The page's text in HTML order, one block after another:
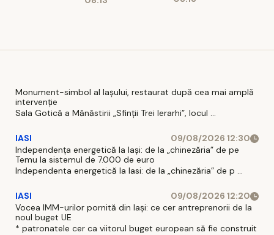
Monument-simbol al Iaşului, restaurat după cea mai amplă
intervenţie
Sala Gotică a Mănăstirii „Sfinţii Trei Ierarhi”, locul ...
IASI
09/08/2026 12:30
Independența energetică la Iași: de la „chinezăria” de pe
Temu la sistemul de 7.000 de euro
Independenta energetică la Iasi: de la „chinezăria” de p ...
IASI
09/08/2026 12:20
Vocea IMM-urilor pornită din Iași: ce cer antreprenorii de la
noul buget UE
* patronatele cer ca viitorul buget european să fie construit